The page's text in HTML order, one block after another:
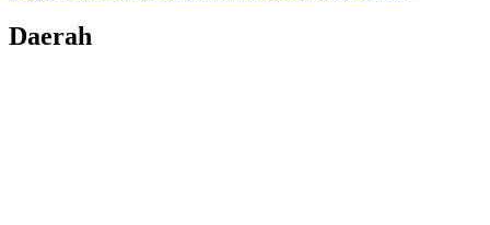
Daerah